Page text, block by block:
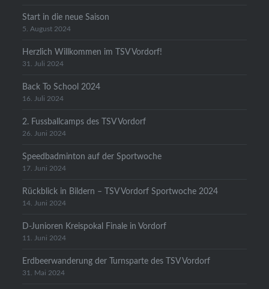
Start in die neue Saison
5. August 2024
Herzlich Willkommen im TSV Vordorf!
31. Juli 2024
Back To School 2024
16. Juli 2024
2. Fussballcamps des TSV Vordorf
26. Juni 2024
Speedbadminton auf der Sportwoche
17. Juni 2024
Rückblick in Bildern – TSV Vordorf Sportwoche 2024
14. Juni 2024
D-Junioren Kreispokal Finale in Vordorf
11. Juni 2024
Erdbeerwanderung der Turnsparte des TSV Vordorf
31. Mai 2024